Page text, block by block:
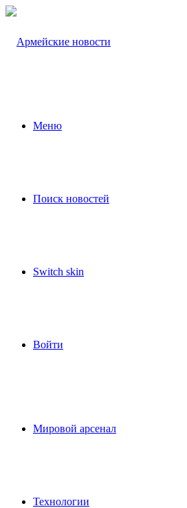
Меню
Поиск новостей
Switch skin
Войти
Мировой арсенал
Технологии